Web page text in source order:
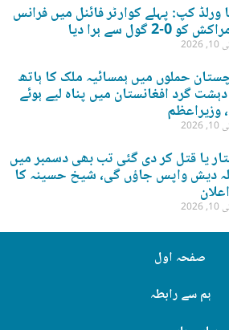
ورلڈ کپ: پہلے کوارٹر فائنل میں فرانس
کو 0-2 گول سے ہرا دیا
حملوں میں ہمسائیہ ملک کا ہاتھ
دہشت گرد افغانستان میں پناہ لیے ہوئے
وزیراعظم
یا قتل کر دی گئی تب بھی دسمبر میں
دیش واپس جاؤں گی، شیخ حسینہ کا
صفحہ اول
ہم سے رابطہ